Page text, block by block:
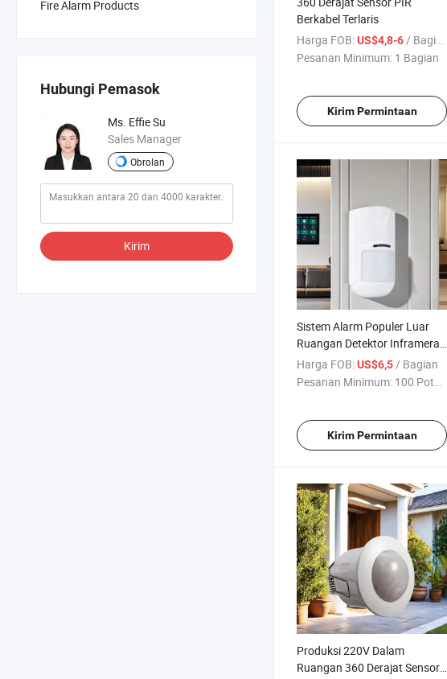
Fire Alarm Products
Hubungi Pemasok
Ms. Effie Su
Sales Manager
Obrolan
Kirim
Berkabel Terlaris
Harga FOB:US$4,8-6 / Bagian
Pesanan Minimum: 1 Bagian
Kirim Permintaan
Sistem Alarm Populer Luar
Ruangan Detektor Inframerah
Pasif Cerdas Nirkabel Tahan
Hewan Peliharaan
Harga FOB:US$6,5/ Bagian
Pesanan Minimum: 100 Potong
Kirim Permintaan
Produksi 220V Dalam
Ruangan 360 Derajat Sensor